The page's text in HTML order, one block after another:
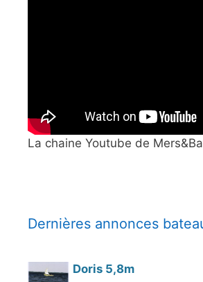
La chaine Youtube de
Dernières annonces
Doris 5,8m